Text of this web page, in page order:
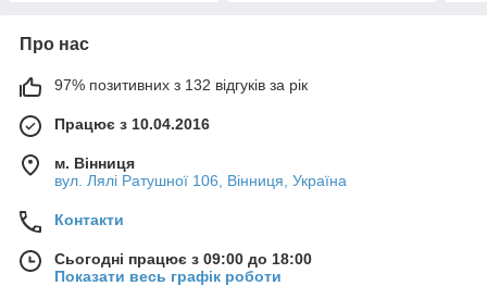
Про нас
97% позитивних з 132 відгуків за рік
Працює з 10.04.2016
м. Вінниця
вул. Лялі Ратушної 106, Вінниця, Україна
Контакти
Сьогодні працює з 09:00 до 18:00
Показати весь графік роботи